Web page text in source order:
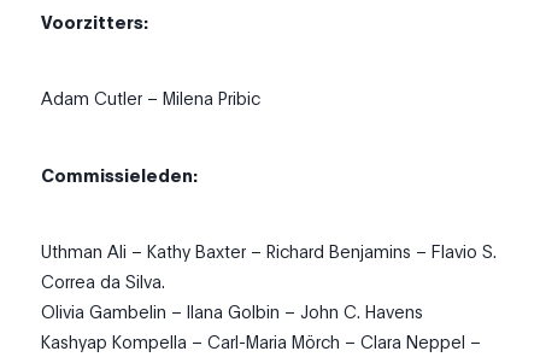
Voorzitters:
Adam Cutler – Milena Pribic
Commissieleden:
Uthman Ali – Kathy Baxter – Richard Benjamins – Flavio S.
Correa da Silva.
Olivia Gambelin – Ilana Golbin – John C. Havens
Kashyap Kompella – Carl-Maria Mörch – Clara Neppel –